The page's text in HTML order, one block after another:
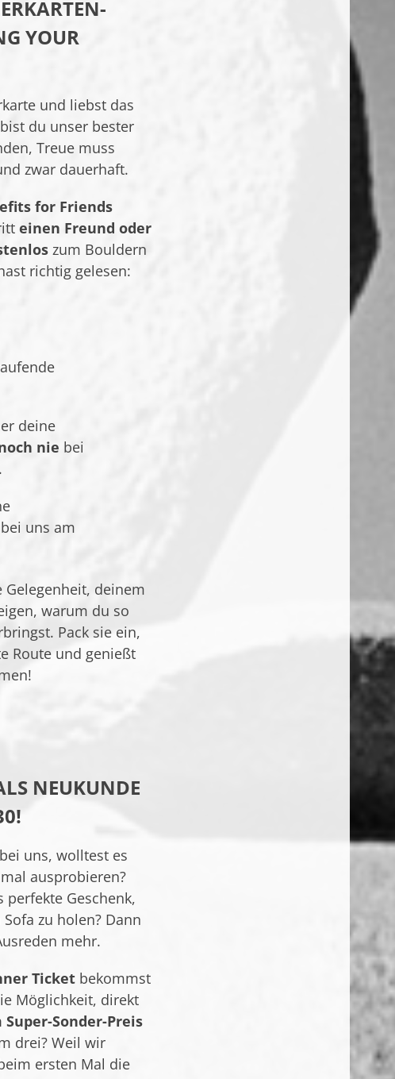
YOUR
und liebst das
du unser bester
Treue muss
zwar dauerhaft.
for Friends
einen Freund oder
zum Bouldern
richtig gelesen:
deine
nie bei
uns am
Gelegenheit, deinem
warum du so
Pack sie ein,
Route und genießt
NEUKUNDE
uns, wolltest es
ausprobieren?
perfekte Geschenk,
zu holen? Dann
mehr.
Ticket bekommst
Möglichkeit, direkt
Sonder-Preis
drei? Weil wir
ersten Mal die